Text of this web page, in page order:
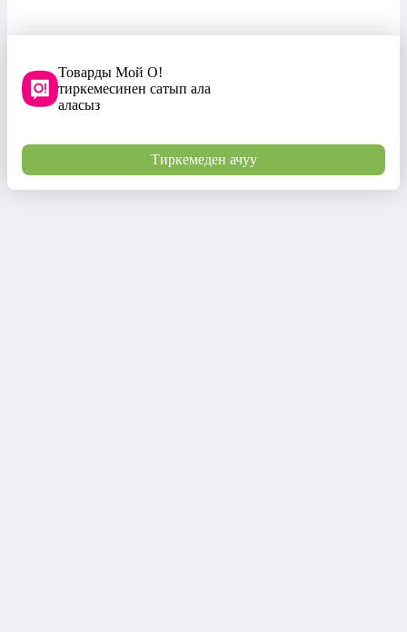
Товарды Мой О!
тиркемесинен сатып ала
аласыз
Тиркемеден ачуу